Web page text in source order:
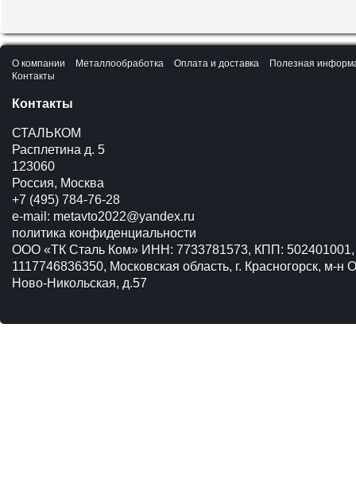
О компании Металлообработка Оплата и доставка
Полезная
Контакты
Контакты
СТАЛЬКОМ
Расплетина д. 5
123060
Россия, Москва
+7 (495) 784-76-28
e-mail: metavto2022@yandex.ru
политика конфиденциальности
ООО «ТК Сталь Ком» ИНН: 7733781573, КПП:
1117746836350, Московская область, г. Красногорск, м-н
Ново-Никольская, д.57